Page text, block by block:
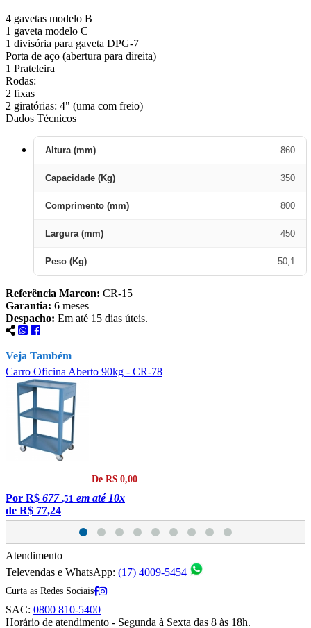
4 gavetas modelo B
1 gaveta modelo C
1 divisória para gaveta DPG-7
Porta de aço (abertura para direita)
1 Prateleira
Rodas:
2 fixas
2 giratórias: 4" (uma com freio)
Dados Técnicos
Altura (mm) 860
Capacidade (Kg) 350
Comprimento (mm) 800
Largura (mm) 450
Peso (Kg) 50,1
Referência Marcon: CR-15
Garantia: 6 meses
Despacho: Em até 15 dias úteis.
Veja Também
Carro Oficina Aberto 90kg - CR-78
De R$ 0,00
Por R$ 677 ,51 em até 10x
de R$ 77,24
Atendimento
Televendas e WhatsApp: (17) 4009-5454
Curta as Redes Sociais
SAC: 0800 810-5400
Horário de atendimento - Segunda à Sexta das 8 às 18h.